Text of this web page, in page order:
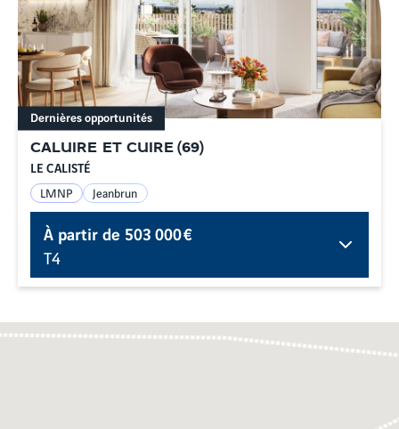
CALUIRE ET CUIRE (69)
LE CALISTÉ
Dernières opportunités
LMNP Jeanbrun
À partir de 503 000 €
T4